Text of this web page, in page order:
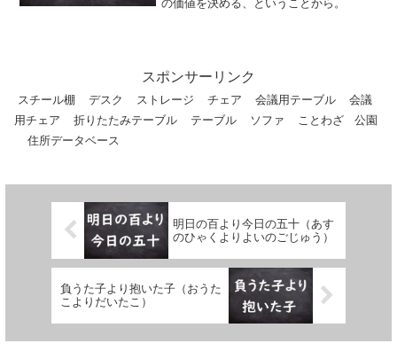
の価値を決める、ということから。
スポンサーリンク
スチール棚 デスク ストレージ チェア 会議用テーブル
会議
用チェア
折りたたみテーブル テーブル ソファ ことわざ
公園
住所データベース
明日の百より今日の五十（あす
のひゃくよりよいのごじゅう）
負うた子より抱いた子（おうた
こよりだいたこ）